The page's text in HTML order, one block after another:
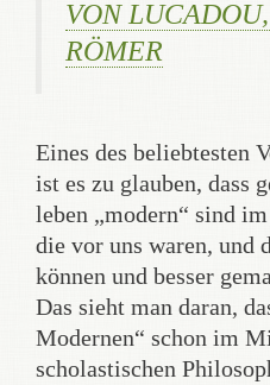
VON
RÖMER
Eines des beliebtesten
ist es zu glauben, dass
leben „modern“ sind
die vor uns waren, und
können und besser
Das sieht man daran,
Modernen“ schon im
scholastischen